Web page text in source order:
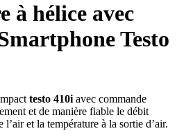
à hélice avec
Testo
testo 410i avec commande
et de manière fiable le débit
et la température à la sortie d’air.